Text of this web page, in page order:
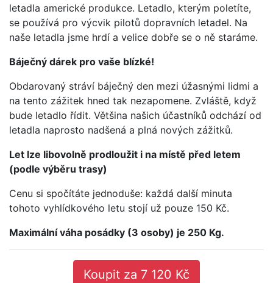
letadla americké produkce. Letadlo, kterým poletíte,
se používá pro výcvik pilotů dopravních letadel. Na
naše letadla jsme hrdí a velice dobře se o ně staráme.
Báječný dárek pro vaše blízké!
Obdarovaný stráví báječný den mezi úžasnými lidmi a
na tento zážitek hned tak nezapomene. Zvláště, když
bude letadlo řídit. Většina našich účastníků odchází od
letadla naprosto nadšená a plná nových zážitků.
Let lze libovolně prodloužit i na místě před letem
(podle výběru trasy)
Cenu si spočítáte jednoduše: každá další minuta
tohoto vyhlídkového letu stojí už pouze 150 Kč.
Maximální váha posádky (3 osoby) je 250 Kg.
Koupit za 7 120 Kč